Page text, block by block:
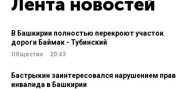
В Башкирии полностью перекроют участок
дороги Баймак - Тубинский
Общество 20:43
Бастрыкин заинтересовался нарушением прав
инвалида в Башкирии